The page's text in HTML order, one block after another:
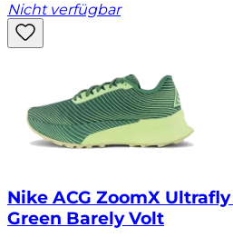
Nicht verfügbar
Nike ACG ZoomX
Green Barely Volt